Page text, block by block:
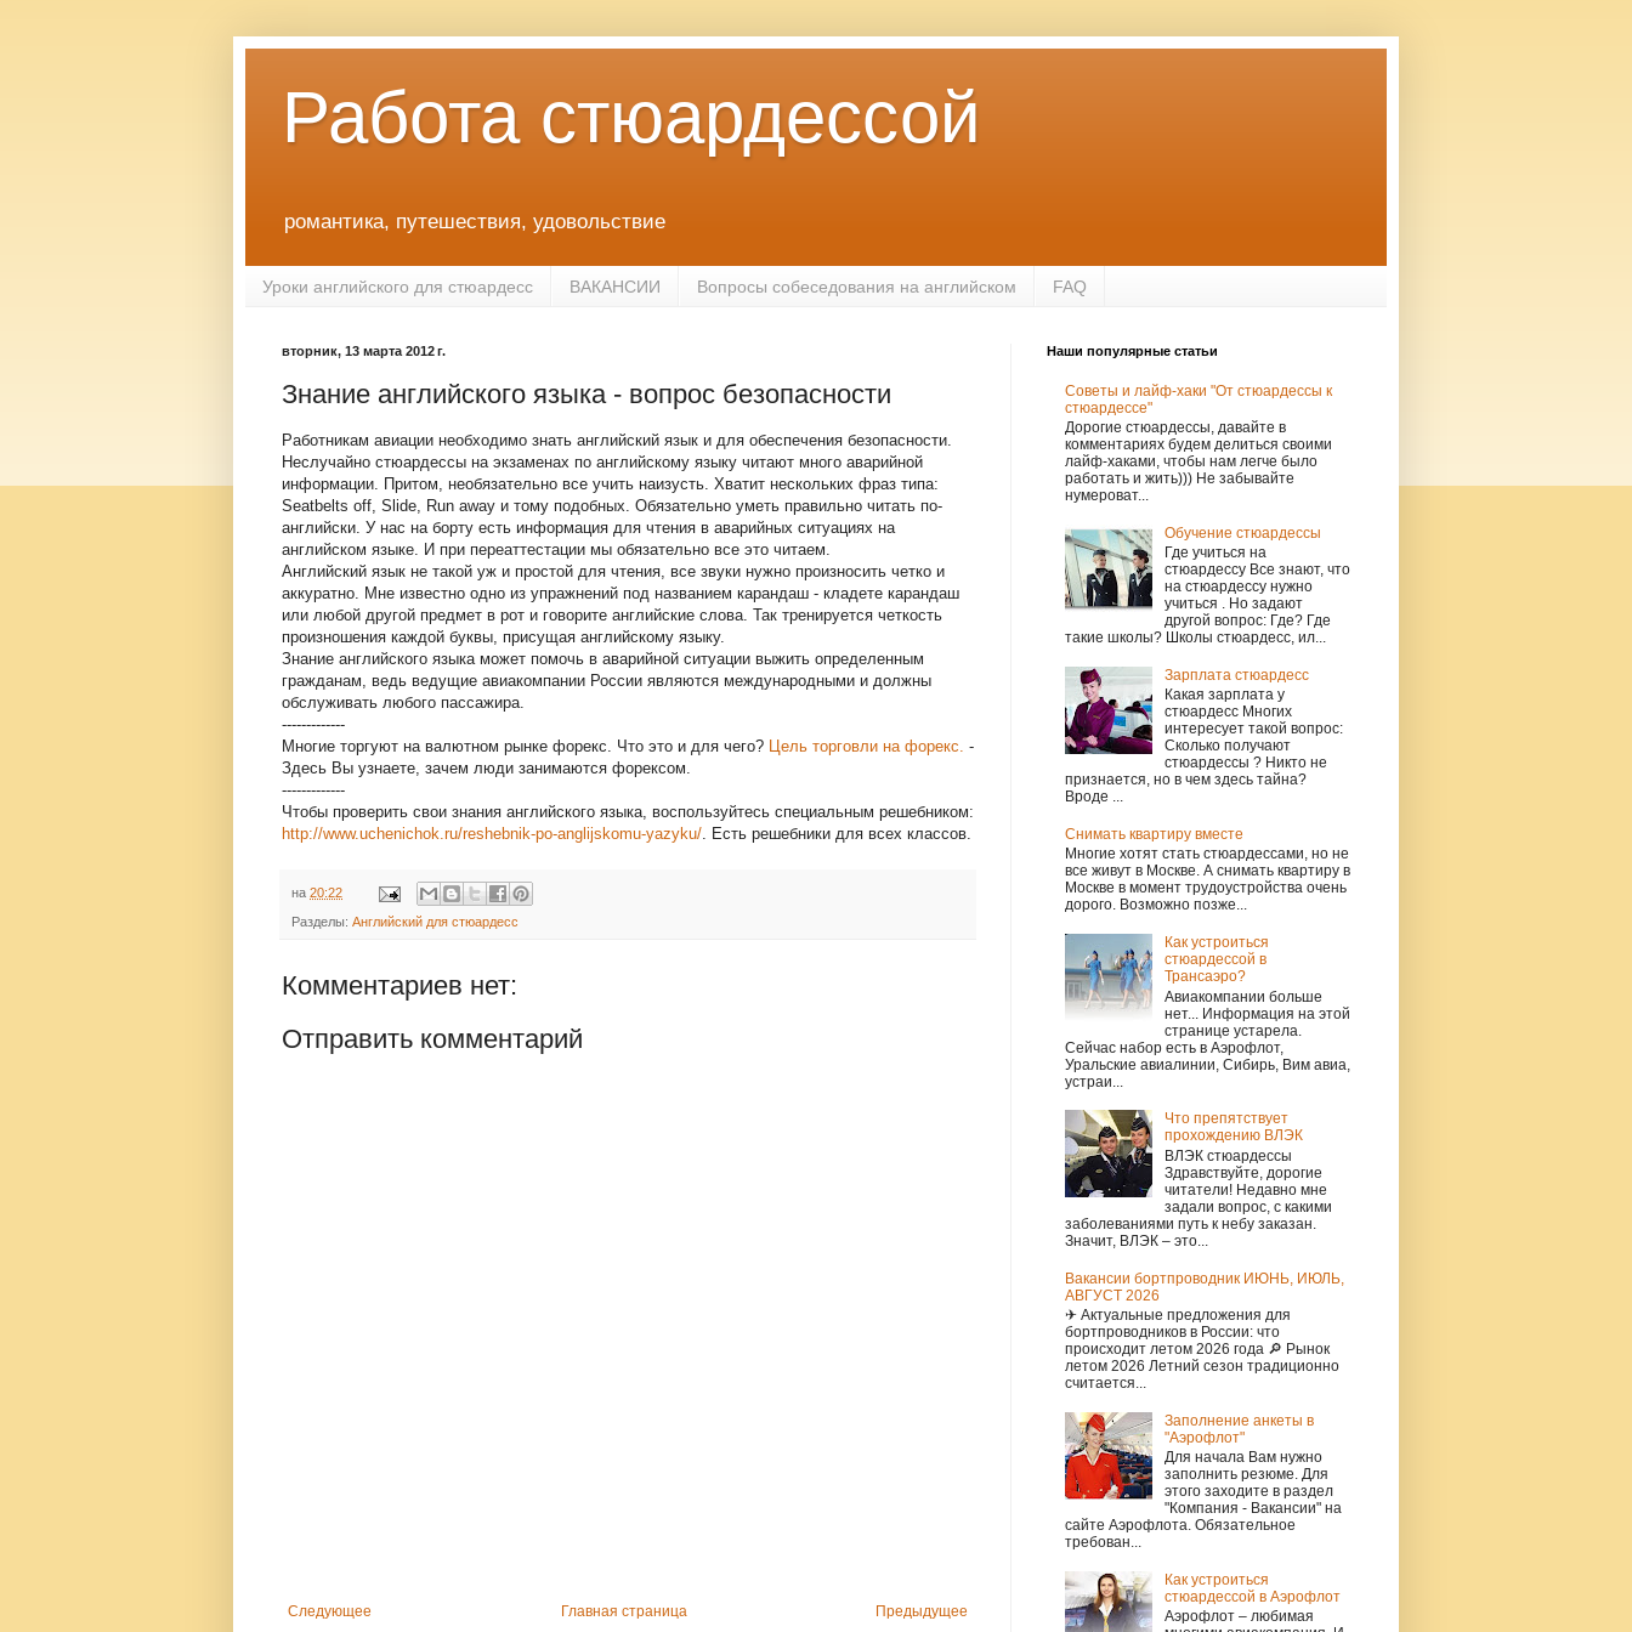
Работа стюардессой
романтика, путешествия, удовольствие
Уроки английского для стюардесс ВАКАНСИИ Вопросы собеседования на английском FAQ
вторник, 13 марта 2012 г.
Знание английского языка - вопрос безопасности
Работникам авиации необходимо знать английский язык и для обеспечения безопасности.
Неслучайно стюардессы на экзаменах по английскому языку читают много аварийной
информации. Притом, необязательно все учить наизусть. Хватит нескольких фраз типа:
Seatbelts off, Slide, Run away и тому подобных. Обязательно уметь правильно читать по-
английски. У нас на борту есть информация для чтения в аварийных ситуациях на
английском языке. И при переаттестации мы обязательно все это читаем.
Английский язык не такой уж и простой для чтения, все звуки нужно произносить четко и
аккуратно. Мне известно одно из упражнений под названием карандаш - кладете карандаш
или любой другой предмет в рот и говорите английские слова. Так тренируется четкость
произношения каждой буквы, присущая английскому языку.
Знание английского языка может помочь в аварийной ситуации выжить определенным
гражданам, ведь ведущие авиакомпании России являются международными и должны
обслуживать любого пассажира.
-------------
Многие торгуют на валютном рынке форекс. Что это и для чего?
Цель торговли на форекс. -
Здесь Вы узнаете, зачем люди занимаются форексом.
-------------
Чтобы проверить свои знания английского языка, воспользуйтесь специальным решебником:
http://www.uchenichok.ru/reshebnik-po-anglijskomu-yazyku/ . Есть решебники для всех классов.
на 20:22
Разделы: Английский для стюардесс
Комментариев нет:
Отправить комментарий
Следующее Предыдущее
Главная страница
Наши популярные статьи
Советы и лайф-хаки "От стюардессы к
стюардессе"
Дорогие стюардессы, давайте в
комментариях будем делиться своими
лайф-хаками, чтобы нам легче было
работать и жить))) Не забывайте
нумероват...
Обучение стюардессы
Где учиться на
стюардессу Все знают, что
на стюардессу нужно
учиться . Но задают
другой вопрос: Где? Где
такие школы? Школы стюардесс, ил...
Зарплата стюардесс
Какая зарплата у
стюардесс Многих
интересует такой вопрос:
Сколько получают
стюардессы ? Никто не
признается, но в чем здесь тайна?
Вроде ...
Снимать квартиру вместе
Многие хотят стать стюардессами, но не
все живут в Москве. А снимать квартиру в
Москве в момент трудоустройства очень
дорого. Возможно позже...
Как устроиться
стюардессой в
Трансаэро?
Авиакомпании больше
нет... Информация на этой
странице устарела.
Сейчас набор есть в Аэрофлот,
Уральские авиалинии, Сибирь, Вим авиа,
устраи...
Что препятствует
прохождению ВЛЭК
ВЛЭК стюардессы
Здравствуйте, дорогие
читатели! Недавно мне
задали вопрос, с какими
заболеваниями путь к небу заказан.
Значит, ВЛЭК – это...
Вакансии бортпроводник ИЮНЬ, ИЮЛЬ,
АВГУСТ 2026
✈ Актуальные предложения для
бортпроводников в России: что
происходит летом 2026 года 🔎 Рынок
летом 2026 Летний сезон традиционно
считается...
Заполнение анкеты в
"Аэрофлот"
Для начала Вам нужно
заполнить резюме. Для
этого заходите в раздел
"Компания - Вакансии" на
сайте Аэрофлота. Обязательное
требован...
Как устроиться
стюардессой в Аэрофлот
Аэрофлот – любимая